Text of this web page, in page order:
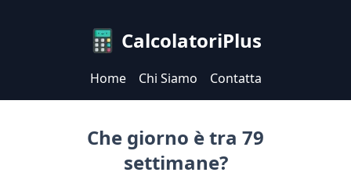
CalcolatoriPlus
Home Chi Siamo Contatta
Che giorno è tra 79
settimane?